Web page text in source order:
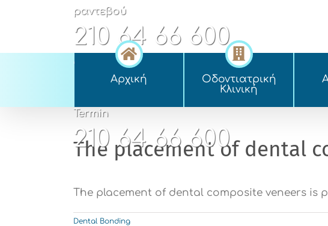
ραντεβού
210 64 66 600
appointment
210 64 66 600
Termin
210 64 66 600
Αρχική
Οδοντιατρική
Kλινική
The placement of dental
The placement of dental composite veneers is
Dental Bonding